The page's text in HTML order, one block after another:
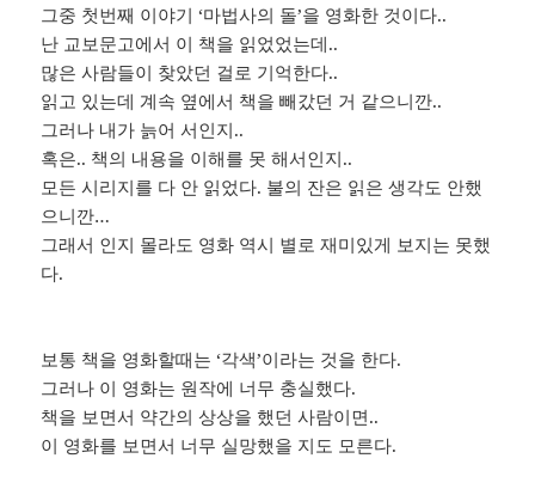
그중 첫번째 이야기 ‘마법사의 돌’을 영화한 것이다..
난 교보문고에서 이 책을 읽었었는데..
많은 사람들이 찾았던 걸로 기억한다..
읽고 있는데 계속 옆에서 책을 빼갔던 거 같으니깐..
그러나 내가 늙어 서인지..
혹은.. 책의 내용을 이해를 못 해서인지..
모든 시리지를 다 안 읽었다. 불의 잔은 읽은 생각도 안했
으니깐…
그래서 인지 몰라도 영화 역시 별로 재미있게 보지는 못했
다.
보통 책을 영화할때는 ‘각색’이라는 것을 한다.
그러나 이 영화는 원작에 너무 충실했다.
책을 보면서 약간의 상상을 했던 사람이면..
이 영화를 보면서 너무 실망했을 지도 모른다.